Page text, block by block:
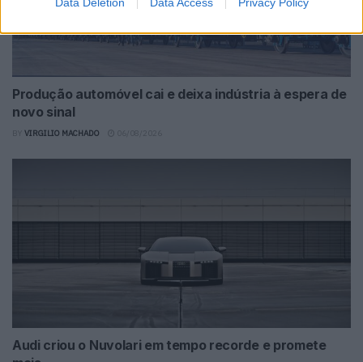
Produção automóvel cai e deixa indústria à espera de
novo sinal
VIRGILIO MACHADO
Audi criou o Nuvolari em tempo recorde e promete